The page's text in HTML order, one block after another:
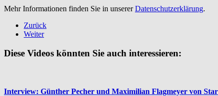
Mehr Informationen finden Sie in unsererDatenschutzerklärung.
Zurück
Weiter
Diese Videos könnten Sie auch interessieren:
Interview: Günther Pecher und Maximilian Flagmeyer von